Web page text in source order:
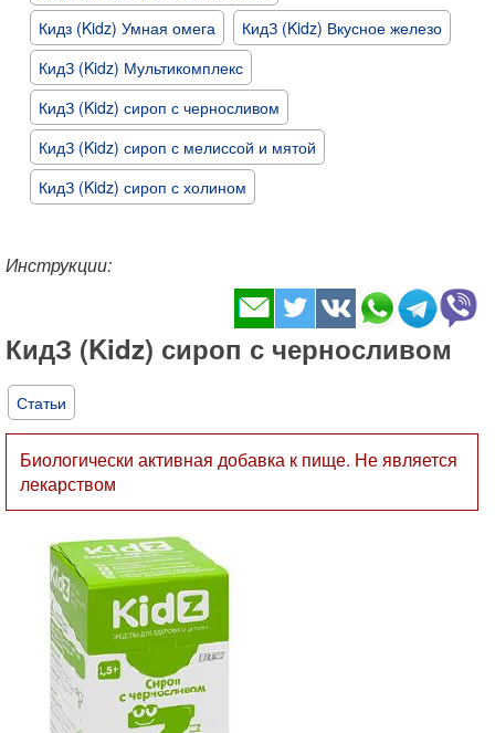
Кидз (Kidz) Умная омега
КидЗ (Kidz) Вкусное железо
КидЗ (Kidz) Мультикомплекс
КидЗ (Kidz) сироп с черносливом
КидЗ (Kidz) сироп с мелиссой и мятой
КидЗ (Kidz) сироп с холином
Инструкции:
КидЗ (Kidz) сироп с черносливом
Статьи
Биологически активная добавка к пище. Не является
лекарством